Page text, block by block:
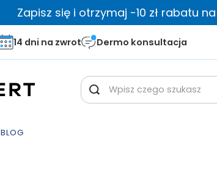
Zapisz się i otrzymaj -10 zł rabatu
14 dni na zwrot Dermo konsultacja
BLOG